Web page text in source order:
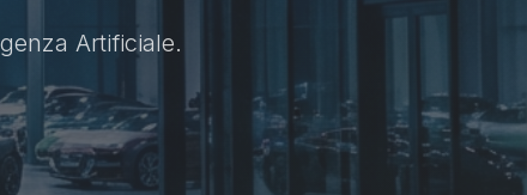
Artificiale.